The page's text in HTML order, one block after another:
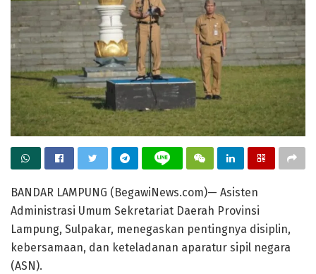
BANDAR LAMPUNG (BegawiNews.com)— Asisten
Administrasi Umum Sekretariat Daerah Provinsi
Lampung, Sulpakar, menegaskan pentingnya disiplin,
kebersamaan, dan keteladanan aparatur sipil negara
(ASN).